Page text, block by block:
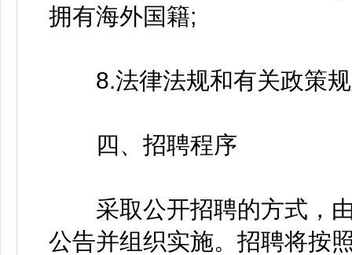
拥有海外国籍;
8.法律法规和有关政策规
四、招聘程序
采取公开招聘的方式，由
公告并组织实施。招聘将按